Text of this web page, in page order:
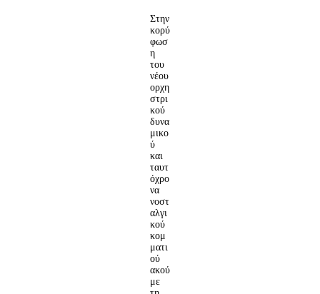
Στην
κορύ
φωσ
η
του
νέου
ορχη
στρι
κού
δυνα
μικο
ύ
και
ταυτ
όχρο
να
νοστ
αλγι
κού
κομ
ματι
ού
ακού
με